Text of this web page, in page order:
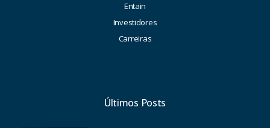
Entain
Investidores
Carreiras
Últimos Posts